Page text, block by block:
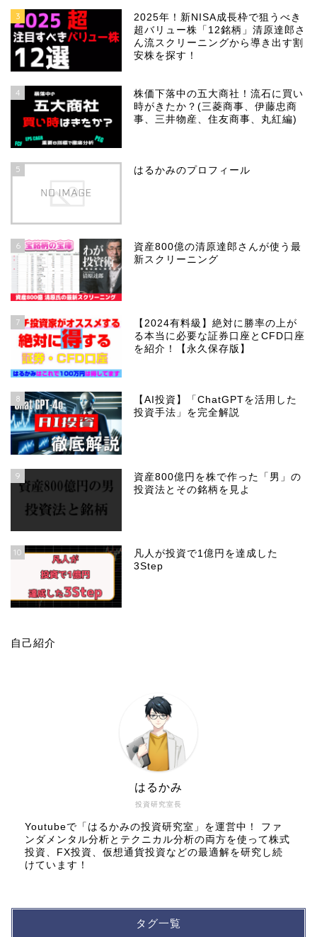
3
2025年！新NISA成長枠で狙うべき
超バリュー株「12銘柄」清原達郎さ
ん流スクリーニングから導き出す割
安株を探す！
4
株価下落中の五大商社！流石に買い
時がきたか？(三菱商事、伊藤忠商
事、三井物産、住友商事、丸紅編)
5 はるかみのプロフィール
6
資産800億の清原達郎さんが使う最
新スクリーニング
7
【2024有料級】絶対に勝率の上が
る本当に必要な証券口座とCFD口座
を紹介！【永久保存版】
8
【AI投資】「ChatGPTを活用した
投資手法」を完全解説
9
資産800億円を株で作った「男」の
投資法とその銘柄を見よ
10
凡人が投資で1億円を達成した
3Step
自己紹介
投資研究室長
はるかみ
Youtubeで「はるかみの投資研究室」を運営中！ ファ
ンダメンタル分析とテクニカル分析の両方を使って株式
投資、FX投資、仮想通貨投資などの最適解を研究し続
けています！
タグ一覧